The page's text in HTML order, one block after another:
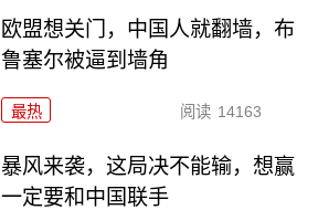
欧盟想关门，中国人就翻墙，布
鲁塞尔被逼到墙角
最热 阅读 14163
暴风来袭，这局决不能输，想赢
一定要和中国联手